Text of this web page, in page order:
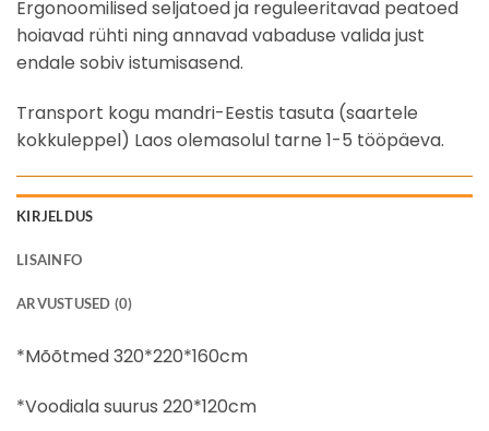
Ergonoomilised seljatoed ja reguleeritavad peatoed
hoiavad rühti ning annavad vabaduse valida just
endale sobiv istumisasend.
Transport kogu mandri-Eestis tasuta (saartele
kokkuleppel) Laos olemasolul tarne 1-5 tööpäeva.
KIRJELDUS
LISAINFO
ARVUSTUSED (0)
*Mõõtmed 320*220*160cm
*Voodiala suurus 220*120cm